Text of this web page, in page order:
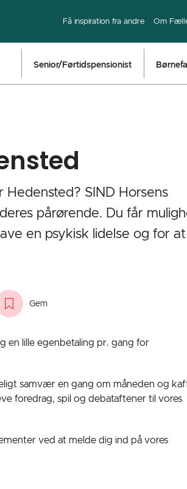
Få inspiration fra andre Om
Senior/Førtidspensionist
Hedensted? SIND Horsens
pårørende. Du får
en psykisk lidelse og for at
Gem
en lille egenbetaling pr. gang for
samvær en gang om måneden og
foredrag, spil og debataftener til vores
ved at melde dig ind på vores